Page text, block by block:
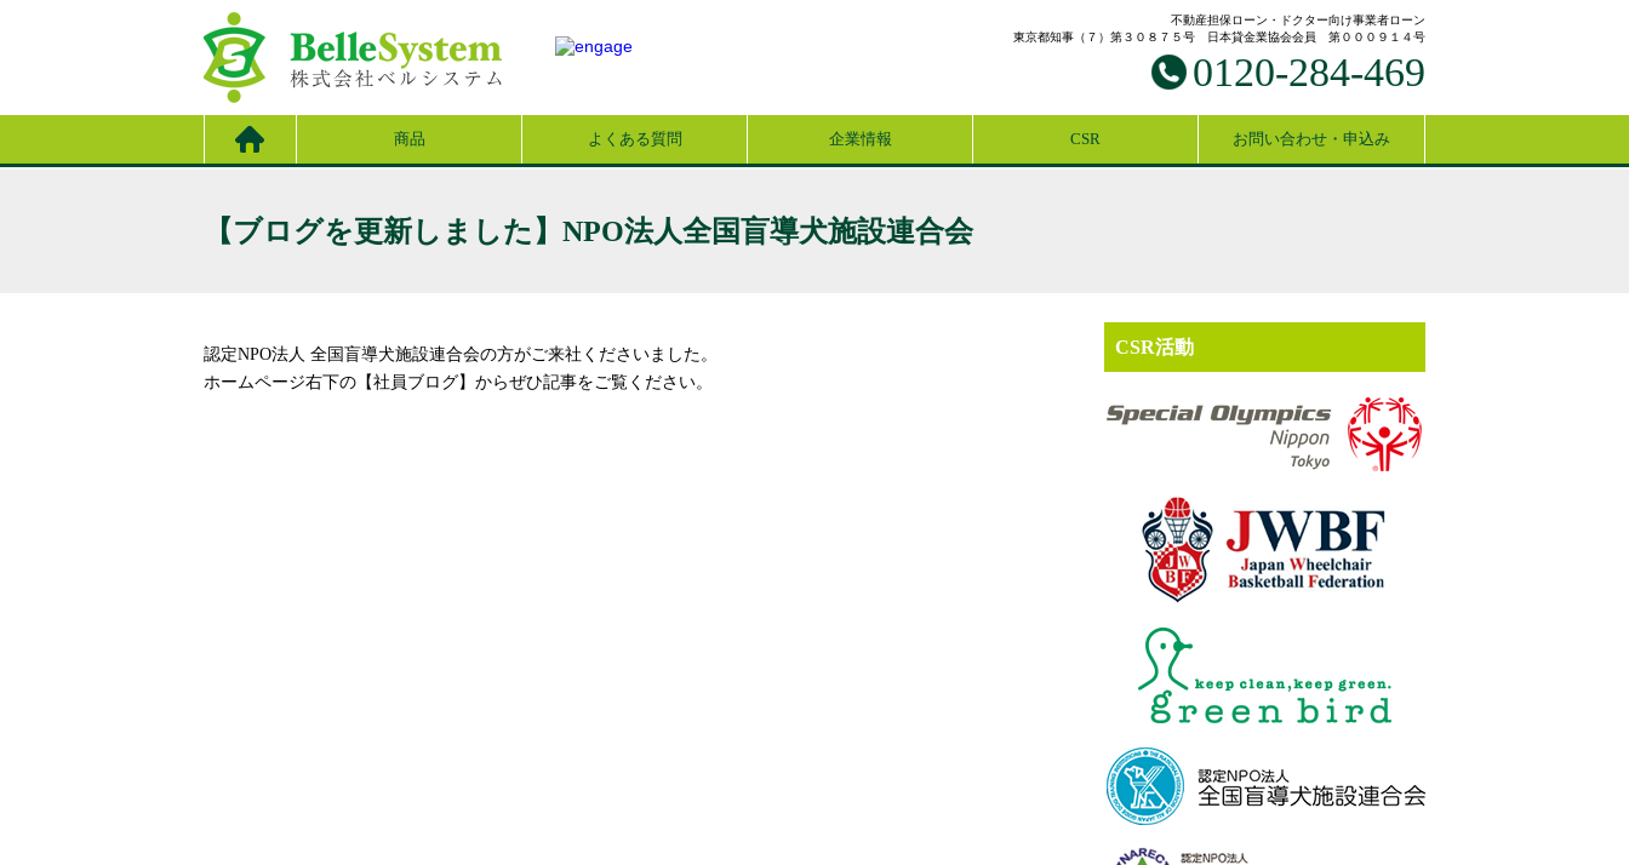
不動産担保ローン・ドクター向け事業者ローン
東京都知事（７）第３０８７５号 日本貸金業協会会員 第０００９１４号
0120-284-469
商品 よくある質問 企業情報 CSR お問い合わせ・申込み
【ブログを更新しました】NPO法人全国盲導犬施設連合会
認定NPO法人 全国盲導犬施設連合会の方がご来社くださいました。
ホームページ右下の【社員ブログ】からぜひ記事をご覧ください。
CSR活動